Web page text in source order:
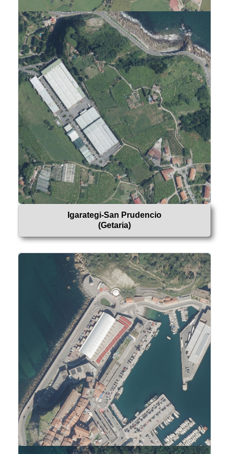
Igarategi-San Prudencio
(Getaria)